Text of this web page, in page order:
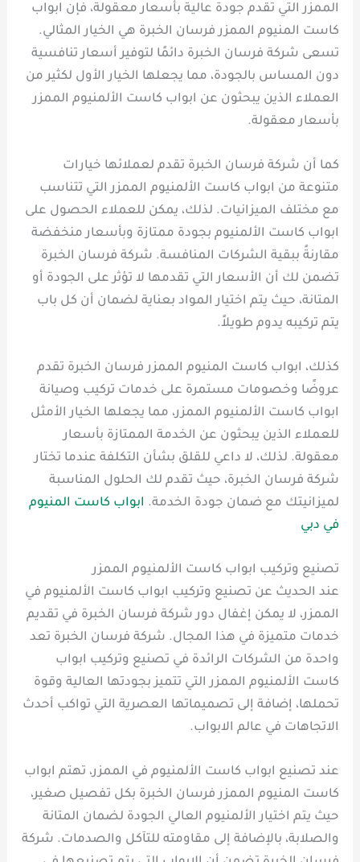
الممزر التي تقدم جودة عالية بأسعار معقولة، فإن ابواب
كاست المنيوم الممزر فرسان الخبرة هي الخيار المثالي.
تسعى شركة فرسان الخبرة دائمًا لتوفير أسعار تنافسية
دون المساس بالجودة، مما يجعلها الخيار الأول لكثير من
العملاء الذين يبحثون عن ابواب كاست الألمنيوم الممزر
بأسعار معقولة.
كما أن شركة فرسان الخبرة تقدم لعملائها خيارات
متنوعة من ابواب كاست الألمنيوم الممزر التي تتناسب
مع مختلف الميزانيات. لذلك، يمكن للعملاء الحصول على
ابواب كاست الألمنيوم بجودة ممتازة وبأسعار منخفضة
مقارنةً ببقية الشركات المنافسة. شركة فرسان الخبرة
تضمن لك أن الأسعار التي تقدمها لا تؤثر على الجودة أو
المتانة، حيث يتم اختيار المواد بعناية لضمان أن كل باب
يتم تركيبه يدوم طويلاً.
كذلك، ابواب كاست المنيوم الممزر فرسان الخبرة تقدم
عروضًا وخصومات مستمرة على خدمات تركيب وصيانة
ابواب كاست الألمنيوم الممزر، مما يجعلها الخيار الأمثل
للعملاء الذين يبحثون عن الخدمة الممتازة بأسعار
معقولة. لذلك، لا داعي للقلق بشأن التكلفة عندما تختار
شركة فرسان الخبرة، حيث تقدم لك الحلول المناسبة
لميزانيتك مع ضمان جودة الخدمة. ابواب كاست المنيوم
في دبي
تصنيع وتركيب ابواب كاست الألمنيوم الممزر
عند الحديث عن تصنيع وتركيب ابواب كاست الألمنيوم في
الممزر، لا يمكن إغفال دور شركة فرسان الخبرة في تقديم
خدمات متميزة في هذا المجال. شركة فرسان الخبرة تعد
واحدة من الشركات الرائدة في تصنيع وتركيب ابواب
كاست الألمنيوم الممزر التي تتميز بجودتها العالية وقوة
تحملها، إضافة إلى تصميماتها العصرية التي تواكب أحدث
الاتجاهات في عالم الابواب.
عند تصنيع ابواب كاست الألمنيوم في الممزر، تهتم ابواب
كاست المنيوم الممزر فرسان الخبرة بكل تفصيل صغير،
حيث يتم اختيار الألمنيوم العالي الجودة لضمان المتانة
والصلابة، بالإضافة إلى مقاومته للتآكل والصدمات. شركة